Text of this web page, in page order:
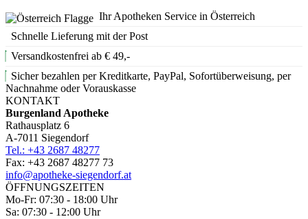
Ihr Apotheken Service in Österreich
Schnelle Lieferung mit der Post
Versandkostenfrei ab € 49,-
Sicher bezahlen per Kreditkarte, PayPal, Sofortüberweisung, per
Nachnahme oder Vorauskasse
KONTAKT
Burgenland Apotheke
Rathausplatz 6
A-7011 Siegendorf
Tel.: +43 2687 48277
Fax: +43 2687 48277 73
info@apotheke-siegendorf.at
ÖFFNUNGSZEITEN
Mo-Fr: 07:30 - 18:00 Uhr
Sa: 07:30 - 12:00 Uhr